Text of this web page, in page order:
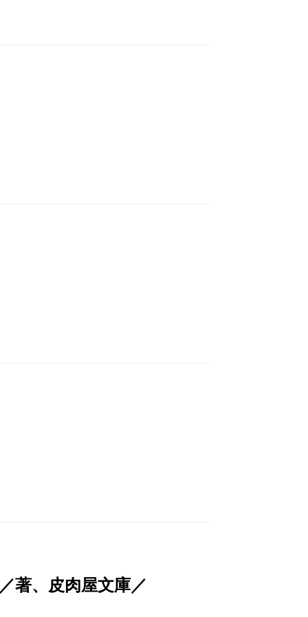
著、皮肉屋文庫／